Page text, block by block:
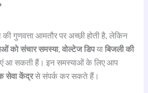
गुणवत्ता आमतौर पर अच्छी होती है, लेकिन
को संचार समस्या,वोल्टेज डिपयाबिजली की
आ सकती हैं। इन समस्याओं के लिए आप
सेवा केंद्रसे संपर्क कर सकते हैं।